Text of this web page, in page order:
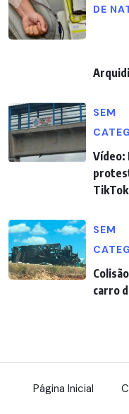
DE
SEM
Vídeo:
SEM
carro
Página Inicial